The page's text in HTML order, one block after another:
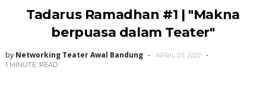
Tadarus Ramadhan #1 | "Makna
berpuasa dalam Teater"
by Networking Teater Awal Bandung
APRIL 03, 2022
1 MINUTE READ